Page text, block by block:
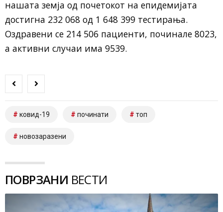
нашата земја од почетокот на епидемијата
достигна 232 068 од 1 648 399 тестирања.
Оздравени се 214 506 пациенти, починале 8023,
а активни случаи има 9539.
ковид-19 починати топ
новозаразени
ПОВРЗАНИ ВЕСТИ